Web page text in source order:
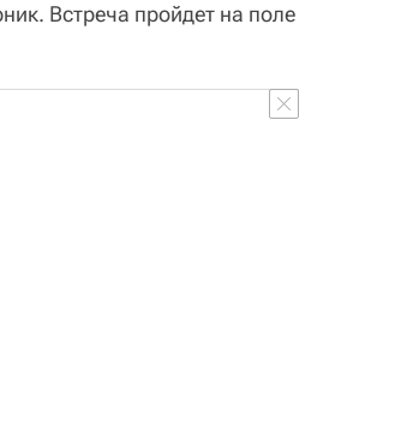
Встреча пройдет на поле